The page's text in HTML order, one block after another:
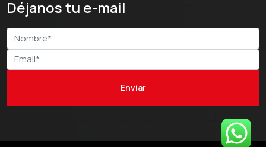
Déjanos tu e-mail